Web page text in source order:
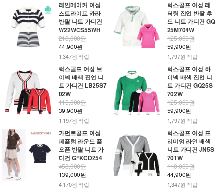
레인메이커 여성
스트라이프 카라
반팔 니트 가디건
W22WCS55WH
218,000원
44,900원
1,347원 적립
럭스골프 여성 레
터링 집업 반팔 후
드 니트 가디건 GQ
25M704W
125,000원
59,900원
1,797원 적립
럭스골프 여성 브
이넥 배색 집업 니
트 가디건 LB25S7
02W
115,000원
39,900원
1,197원 적립
럭스골프 여성 하
이넥 배색 집업 니
트 가디건 GQ25S
702W
125,000원
59,900원
1,797원 적립
가먼트골프 여성
페플럼 라운드 풀
오픈 반팔 니트 가
디건 GFKCD254
458,000원
139,000원
4,170원 적립
럭스골프 여성 프
리미엄 라인 배색
니트 가디건 JN5S
701W
110,000원
44,900원
1,347원 적립